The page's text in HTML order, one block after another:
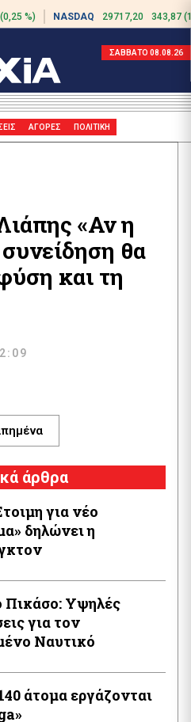
%) NASDAQ 29717,20 343,87
ΣΑΒΒΑΤΟ 08.08.26
ΑΓΟΡΕΣ ΠΟΛΙΤΙΚΗ
«Αν η
θα
και τη
άρθρα
για νέο
δηλώνει η
Πικάσο: Υψηλές
για τον
Ναυτικό
άτομα εργάζονται